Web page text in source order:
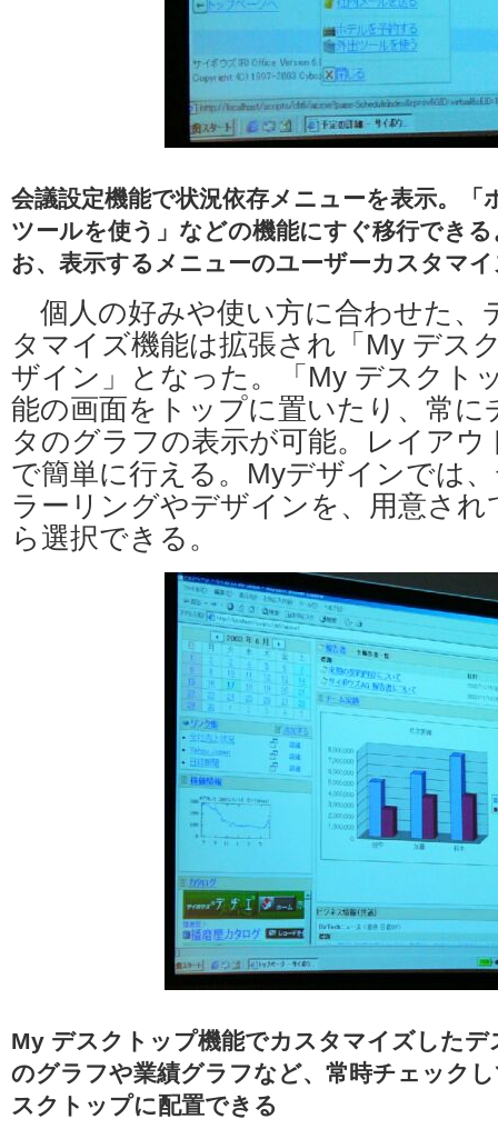
会議設定機能で状況依存メニューを表示。「
ツールを使う」などの機能にすぐ移行でき
お、表示するメニューのユーザーカスタマ
個人の好みや使い方に合わせた、
タマイズ機能は拡張され「My デス
ザイン」となった。「My デスクト
能の画面をトップに置いたり、常に
タのグラフの表示が可能。レイア
で簡単に行える。Myデザインでは
ラーリングやデザインを、用意さ
ら選択できる。
My デスクトップ機能でカスタマイズしたデ
のグラフや業績グラフなど、常時チェック
スクトップに配置できる